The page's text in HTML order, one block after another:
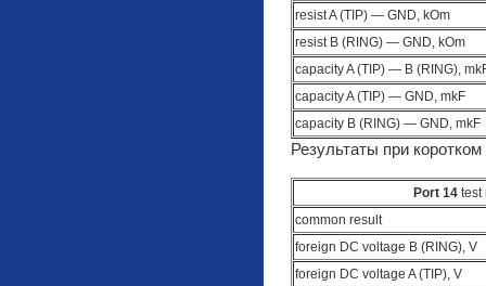
resist A (TIP) — GND, kOm
resist B (RING) — GND, kOm
capacity A (TIP) — B (RING),
capacity A (TIP) — GND, mkF
capacity B (RING) — GND, mkF
Результаты при
Port 14test
common result
foreign DC voltage B (RING), V
foreign DC voltage A (TIP), V